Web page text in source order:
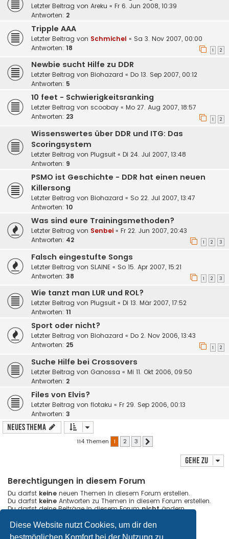
Diese Website nutzt Cookies, um dir den
bestmöglichen Komfort bei der Nutzung zu
Letzter Beitrag von Areku « Fr 6. Jun 2008, 10:39
Antworten: 2
Tripple AAA
Letzter Beitrag von Schmichel « Sa 3. Nov 2007, 00:00
Antworten: 18 1 2
Newbie sucht Hilfe zu DDR
Letzter Beitrag von Biohazard « Do 13. Sep 2007, 00:12
Antworten: 5
10 feet - Schwierigkeitsranking
Letzter Beitrag von scoobay « Mo 27. Aug 2007, 18:57
Antworten: 23 1 2
Wissenswertes über DDR und ITG: Das
Scoringsystem
Letzter Beitrag von Plugsuit « Di 24. Jul 2007, 13:48
Antworten: 9
PSMO ist Geschichte - DDR hat einen neuen
Killersong
Letzter Beitrag von Biohazard « So 22. Jul 2007, 13:47
Antworten: 10
Was sind eure Trainingsmethoden?
Letzter Beitrag von Senbei « Fr 22. Jun 2007, 20:43
Antworten: 42 1 2 3
Falsch eingestufte Songs
Letzter Beitrag von SLAINE « So 15. Apr 2007, 15:21
Antworten: 38 1 2 3
Wie tanzt man LUR und ROL?
Letzter Beitrag von Plugsuit « Di 13. Mär 2007, 17:52
Antworten: 11
Sport oder nicht?
Letzter Beitrag von Biohazard « Do 2. Nov 2006, 13:43
Antworten: 25 1 2
Suche Hilfe bei Crossovers
Letzter Beitrag von Ganossa « Mi 11. Okt 2006, 09:50
Antworten: 2
Files von Elvis?
Letzter Beitrag von flotaku « Fr 29. Sep 2006, 00:13
Antworten: 3
Neues Thema
114 Themen 1 2 3
Gehe zu
Berechtigungen in diesem Forum
Du darfst keine neuen Themen in diesem Forum erstellen.
Du darfst keine Antworten zu Themen in diesem Forum erstellen.
Du darfst deine Beiträge in diesem Forumnichtändern.
Du darfstkeineDateianhänge in diesem Forum erstellen.